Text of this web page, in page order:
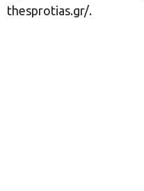
thesprotias.gr/.